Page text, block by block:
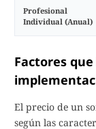
Profesional
Individual (Anual)
Factores
El precio de un
según las